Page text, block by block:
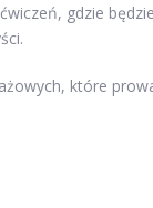
gdzie
które